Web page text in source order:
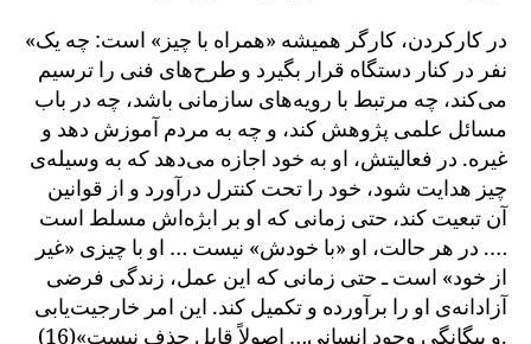
«در کارکردن، کارگر همیشه «همراه با چیز» است: چه یک
نفر در کنار دستگاه قرار بگیرد و طرح‌های فنی را ترسیم
می‌کند، چه مرتبط با رویه‌های سازمانی باشد، چه در باب
مسائل علمی پژوهش کند، و چه به مردم آموزش دهد و
غیره. در فعالیتش، او به خود اجازه می‌دهد که به وسیله‌ی
چیز هدایت شود، خود را تحت کنترل درآورد و از قوانین
آن تبعیت کند، حتی زمانی که او بر ابژه‌اش مسلط است
…. در هر حالت، او «با خودش» نیست … او با چیزی «غیر
از خود» است ـ حتی زمانی که این عمل، زندگی فرضی
آزادانه‌ی او را برآورده و تکمیل کند. این امر خارجیت‌یابی
و بیگانگی وجود انسانی… اصولاً قابل حذف نیست»(16).